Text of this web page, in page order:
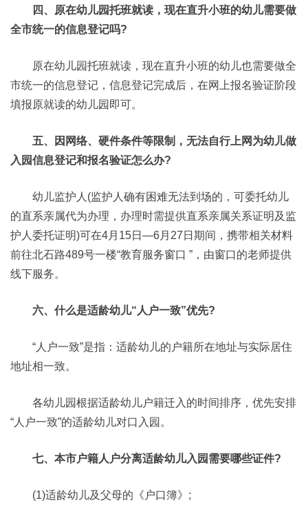
四、原在幼儿园托班就读，现在直升小班的幼儿需要做
全市统一的信息登记吗?
原在幼儿园托班就读，现在直升小班的幼儿也需要做全
市统一的信息登记，信息登记完成后，在网上报名验证阶段
填报原就读的幼儿园即可。
五、因网络、硬件条件等限制，无法自行上网为幼儿做
入园信息登记和报名验证怎么办?
幼儿监护人(监护人确有困难无法到场的，可委托幼儿
的直系亲属代为办理，办理时需提供直系亲属关系证明及监
护人委托证明)可在4月15日—6月27日期间，携带相关材料
前往北石路489号一楼“教育服务窗口 ”，由窗口的老师提供
线下服务。
六、什么是适龄幼儿“人户一致”优先?
“人户一致”是指：适龄幼儿的户籍所在地址与实际居住
地址相一致。
各幼儿园根据适龄幼儿户籍迁入的时间排序，优先安排
“人户一致”的适龄幼儿对口入园。
七、本市户籍人户分离适龄幼儿入园需要哪些证件?
(1)适龄幼儿及父母的《户口簿》;